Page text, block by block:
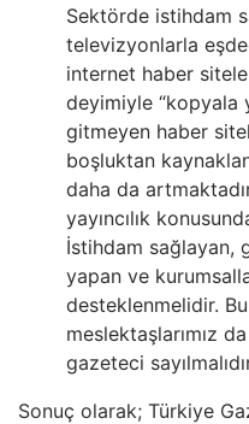
Sektörde istihdam
televizyonlarla
internet haber
deyimiyle “kopyala
gitmeyen haber
boşluktan
daha da
yayıncılık
İstihdam sağlayan,
yapan ve
desteklenmelidir.
meslektaşlarımız
gazeteci
Sonuç olarak; Türkiye